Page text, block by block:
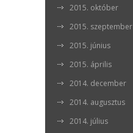
2015. október
2015. szeptember
2015. június
2015. április
2014. december
2014. augusztus
2014. július